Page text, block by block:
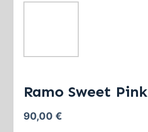
Ramo Sweet Pink
90,00 €